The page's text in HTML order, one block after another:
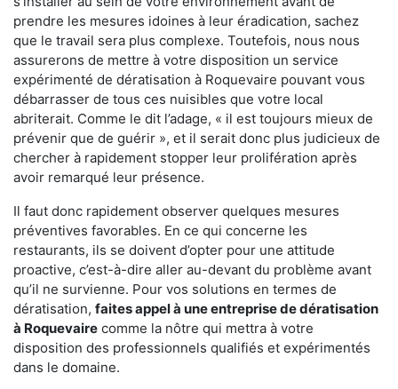
prendre les mesures idoines à leur éradication, sachez
que le travail sera plus complexe. Toutefois, nous nous
assurerons de mettre à votre disposition un service
expérimenté de dératisation à Roquevaire pouvant vous
débarrasser de tous ces nuisibles que votre local
abriterait. Comme le dit l’adage, « il est toujours mieux de
prévenir que de guérir », et il serait donc plus judicieux de
chercher à rapidement stopper leur prolifération après
avoir remarqué leur présence.
Il faut donc rapidement observer quelques mesures
préventives favorables. En ce qui concerne les
restaurants, ils se doivent d’opter pour une attitude
proactive, c’est-à-dire aller au-devant du problème avant
qu’il ne survienne. Pour vos solutions en termes de
dératisation, faites appel à une entreprise de dératisation
à Roquevaire comme la nôtre qui mettra à votre
disposition des professionnels qualifiés et expérimentés
dans le domaine.